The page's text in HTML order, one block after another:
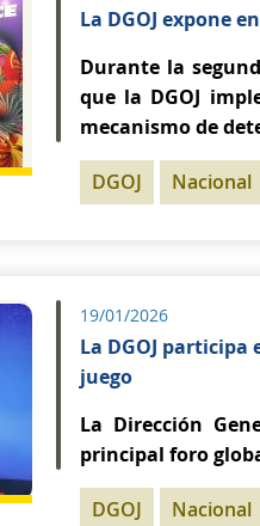
La DGOJ expone
Durante la
que la DGOJ
mecanismo de
DGOJ Nacional
19/01/2026
La DGOJ
juego
La Dirección
principal foro
DGOJ Nacional